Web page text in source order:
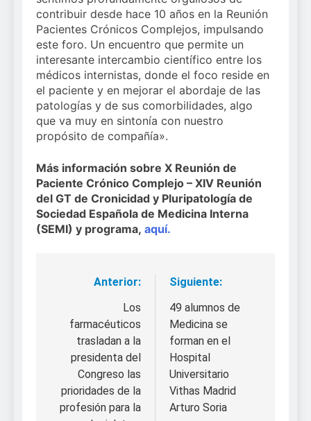
contribuir desde hace 10 años en la Reunión
Pacientes Crónicos Complejos, impulsando
este foro. Un encuentro que permite un
interesante intercambio científico entre los
médicos internistas, donde el foco reside en
el paciente y en mejorar el abordaje de las
patologías y de sus comorbilidades, algo
que va muy en sintonía con nuestro
propósito de compañía».
Más información sobre X Reunión de
Paciente Crónico Complejo – XIV Reunión
del GT de Cronicidad y Pluripatología de
Sociedad Española de Medicina Interna
(SEMI) y programa, aquí.
Navegación
entradas
Anterior:
Los
farmacéuticos
trasladan a la
presidenta del
Congreso las
prioridades de la
profesión para la
Siguiente:
49 alumnos de
Medicina se
forman en el
Hospital
Universitario
Vithas Madrid
Arturo Soria